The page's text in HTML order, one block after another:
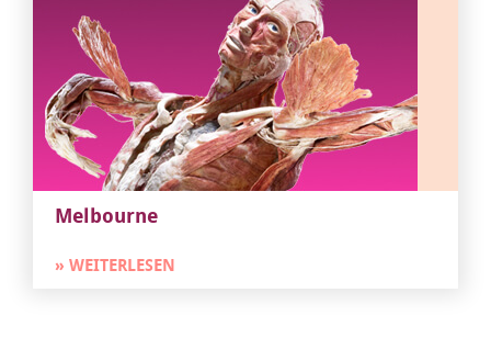
Melbourne
» WEITERLESEN